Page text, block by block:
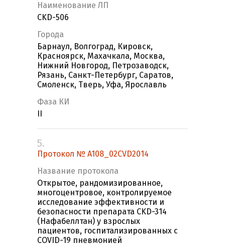
Наименование ЛП
CKD-506
Города
Барнаул, Волгоград, Кировск,
Красноярск, Махачкала, Москва,
Нижний Новгород, Петрозаводск,
Рязань, Санкт-Петербург, Саратов,
Смоленск, Тверь, Уфа, Ярославль
Фаза КИ
5.
Протокол № A108_02CVD2014
Название протокола
Открытое, рандомизированное,
многоцентровое, контролируемое
исследование эффективности и
безопасности препарата CKD-314
(Нафабеллтан) у взрослых
пациентов, госпитализированных с
COVID-19 пневмонией